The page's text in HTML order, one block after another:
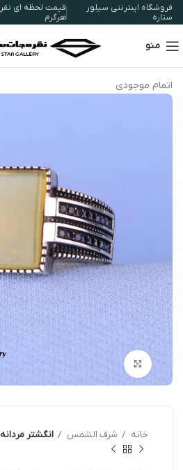
فروشگاه اینترنتی سیلور
ستاره
هرگرم
منو
اتمام موجودی
بزرگنمایی تصویر
خانه شرف الشمس انگشتر مردانه